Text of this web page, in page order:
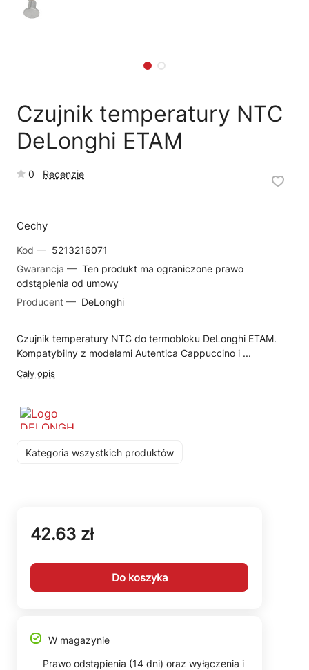
Czujnik temperatury NTC
DeLonghi ETAM
0 Recenzje
Cechy
Kod — 5213216071
Gwarancja — Ten produkt ma ograniczone prawo
odstąpienia od umowy
Producent — DeLonghi
Czujnik temperatury NTC do termobloku DeLonghi ETAM.
Kompatybilny z modelami Autentica Cappuccino i ...
Cały opis
Kategoria wszystkich produktów
42.63 zł
Do koszyka
W magazynie
Prawo odstąpienia (14 dni) oraz wyłączenia i